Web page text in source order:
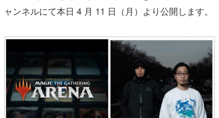
ャンネルにて本日 4 月 11 日（月）より公開します。